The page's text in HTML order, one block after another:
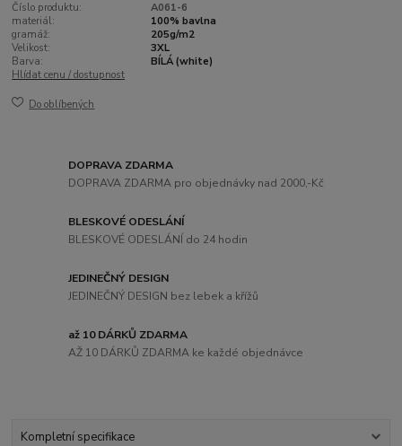
Číslo produktu:
A061-6
materiál:
100% bavlna
gramáž:
205g/m2
Velikost:
3XL
Barva:
BÍLÁ (white)
Hlídat cenu / dostupnost
Do oblíbených
DOPRAVA ZDARMA
DOPRAVA ZDARMA pro objednávky nad 2000,-Kč
BLESKOVÉ ODESLÁNÍ
BLESKOVÉ ODESLÁNÍ do 24 hodin
JEDINEČNÝ DESIGN
JEDINEČNÝ DESIGN bez lebek a křížů
až 10 DÁRKŮ ZDARMA
AŽ 10 DÁRKŮ ZDARMA ke každé objednávce
Kompletní specifikace